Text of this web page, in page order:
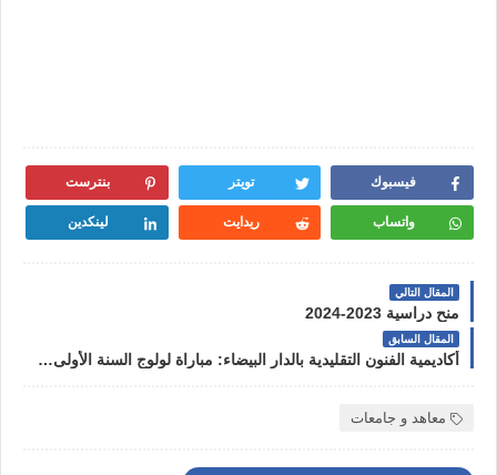
فيسبوك تويتر بنترست
واتساب ريدايت لينكدين
المقال التالي
منح دراسية 2023-2024
المقال السابق
أكاديمية الفنون التقليدية بالدار البيضاء: مباراة لولوج السنة الأولى للتكوين في الشعب التقنية 2023
معاهد و جامعات